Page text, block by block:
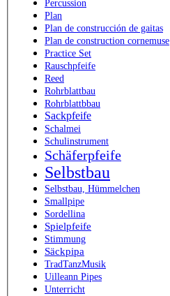
Percussion
Plan
Plan de construcción de gaitas
Plan de construction cornemuse
Practice Set
Rauschpfeife
Reed
Rohrblattbau
Rohrblattbbau
Sackpfeife
Schalmei
Schulinstrument
Schäferpfeife
Selbstbau
Selbstbau, Hümmelchen
Smallpipe
Sordellina
Spielpfeife
Stimmung
Säckpipa
TradTanzMusik
Uilleann Pipes
Unterricht